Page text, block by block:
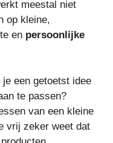
meestal niet
op kleine,
en persoonlijke
je een getoetst idee
te passen?
van een kleine
vrij zeker weet dat